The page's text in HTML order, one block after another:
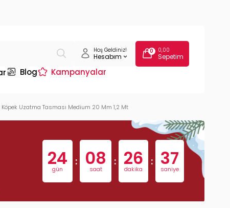
Hoş Geldiniz!
Hesabım
0 0,00
Sepetim
Blog Kampanyalar
Uzatma Tasması Medium 20 Mm 1,2 Mt
24
gün 08
saat 26
dakika 36
saniye